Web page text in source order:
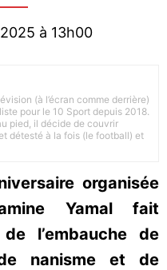
à 13h00
(à l’écran comme derrière)
pour le 10 Sport depuis 2018.
pied, il décide de couvrir
détesté à la fois (le football) et
organisée
Yamal fait
l’embauche de
nanisme et de